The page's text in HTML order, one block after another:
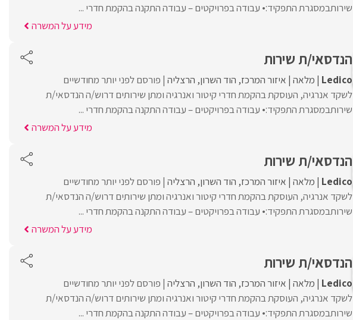
שירותבמסגרת התפקיד:• עבודה בפרויקטים – עבודה התקנה בהקמת חדרי ...
מידע על המשרה
הנדסאי/ת שירות
Ledico מלאה איזור המרכז הוד השרון הרצליה פורסם לפני יותר מחודשיים
לשקד אנרגיה, העוסקת בהקמת חדרי קיטור ואנרגיה ומתן שירותים דרוש/ה הנדסאי/ת
שירותבמסגרת התפקיד:• עבודה בפרויקטים – עבודה התקנה בהקמת חדרי ...
מידע על המשרה
הנדסאי/ת שירות
Ledico מלאה איזור המרכז הוד השרון הרצליה פורסם לפני יותר מחודשיים
לשקד אנרגיה, העוסקת בהקמת חדרי קיטור ואנרגיה ומתן שירותים דרוש/ה הנדסאי/ת
שירותבמסגרת התפקיד:• עבודה בפרויקטים – עבודה התקנה בהקמת חדרי ...
מידע על המשרה
הנדסאי/ת שירות
Ledico מלאה איזור המרכז הוד השרון הרצליה פורסם לפני יותר מחודשיים
לשקד אנרגיה, העוסקת בהקמת חדרי קיטור ואנרגיה ומתן שירותים דרוש/ה הנדסאי/ת
שירותבמסגרת התפקיד:• עבודה בפרויקטים – עבודה התקנה בהקמת חדרי ...